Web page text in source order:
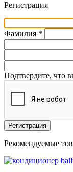
Регистрация
Фамилия *
Подтвердите, что
Регистрация
Рекомендуемые